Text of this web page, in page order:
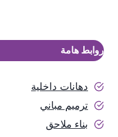
روابط هامة
دهانات داخلية
ترميم مباني
بناء ملاحق